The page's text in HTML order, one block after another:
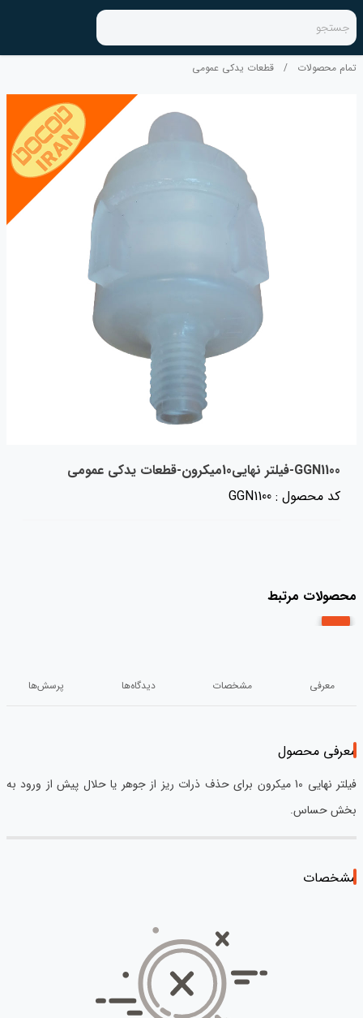
جستجو
تمام محصولات / قطعات یدکی عمومی
GGN1100-فیلتر نهایی10میکرون-قطعات یدکی عمومی
کد محصول : GGN1100
محصولات مرتبط
معرفی مشخصات دیدگاه‌ها پرسش‌ها
معرفی محصول
فیلتر نهایی 10 میکرون برای حذف ذرات ریز از جوهر یا حلال پیش از ورود به
بخش حساس.
مشخصات